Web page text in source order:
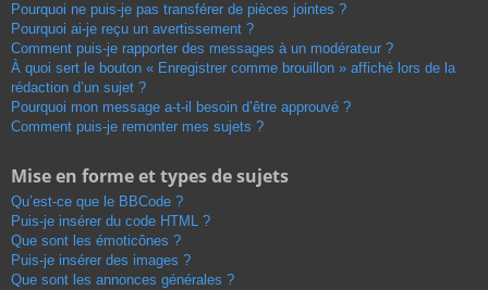
Pourquoi ne puis-je pas transférer de pièces jointes ?
Pourquoi ai-je reçu un avertissement ?
Comment puis-je rapporter des messages à un modérateur ?
À quoi sert le bouton « Enregistrer comme brouillon » affiché lors de la
rédaction d’un sujet ?
Pourquoi mon message a-t-il besoin d’être approuvé ?
Comment puis-je remonter mes sujets ?
Mise en forme et types de sujets
Qu’est-ce que le BBCode ?
Puis-je insérer du code HTML ?
Que sont les émoticônes ?
Puis-je insérer des images ?
Que sont les annonces générales ?